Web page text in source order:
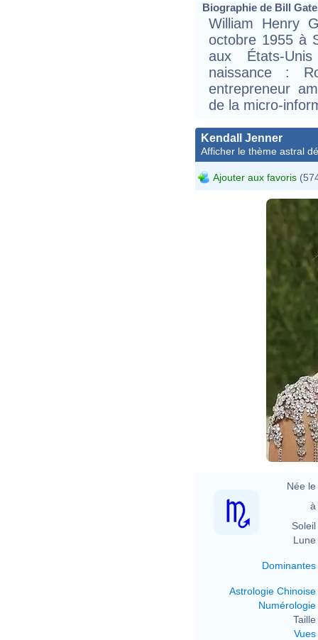
Biographie de Bill
William Henry
octobre 1955 à
aux États-
naissance :
entrepreneur
de la micro-
Kendall Jenner
Afficher le thème astral
Ajouter aux favoris
Née le
à
Soleil
Lune
Dominantes
Astrologie Chinoise
Numérologie
Taille
Vues